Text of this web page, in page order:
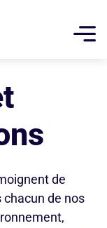
de
chacun de nos